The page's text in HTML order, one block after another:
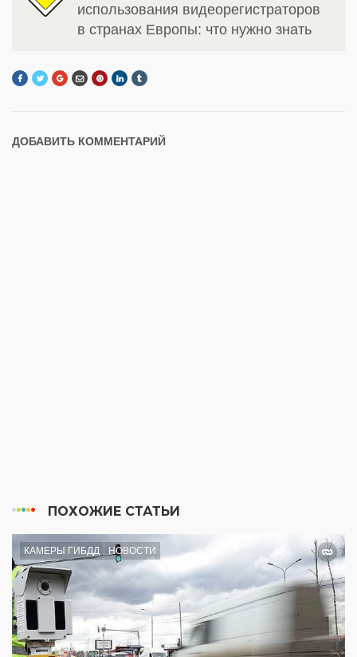
использования видеорегистраторов
в странах Европы: что нужно знать
ДОБАВИТЬ КОММЕНТАРИЙ
ПОХОЖИЕ СТАТЬИ
КАМЕРЫ ГИБДД НОВОСТИ